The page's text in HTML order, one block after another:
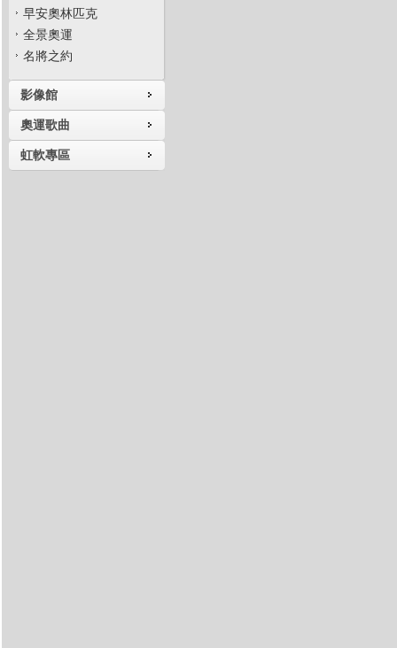
早安奧林匹克
全景奧運
名將之約
影像館
奧運歌曲
虹軟專區